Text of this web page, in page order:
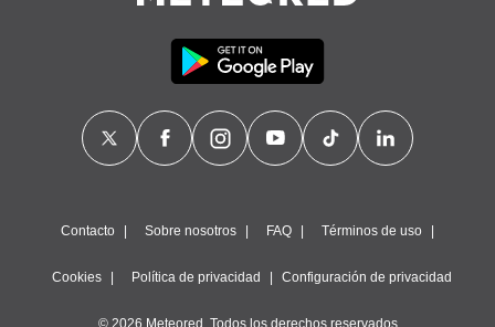
Contacto Sobre nosotros FAQ Términos de uso
Cookies Política de privacidad Configuración de privacidad
© 2026 Meteored. Todos los derechos reservados